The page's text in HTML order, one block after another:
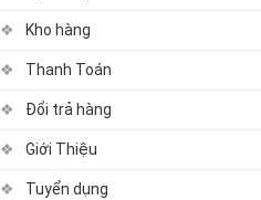
Kho hàng
Thanh Toán
Đổi trả hàng
Giới Thiệu
Tuyển dụng